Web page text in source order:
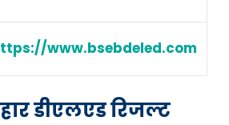
www.bsebdeled.com
डीएलएड रिजल्ट